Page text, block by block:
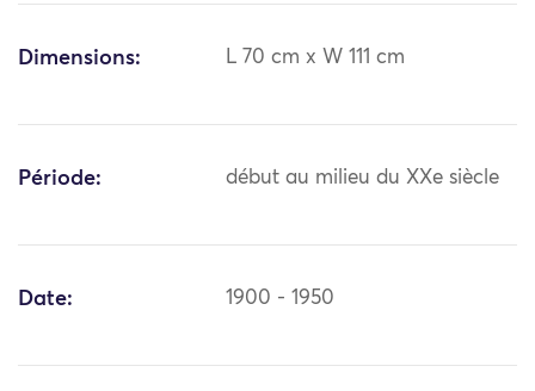
Dimensions: L 70 cm x W 111 cm
Période: début au milieu du XXe siècle
Date: 1900 - 1950